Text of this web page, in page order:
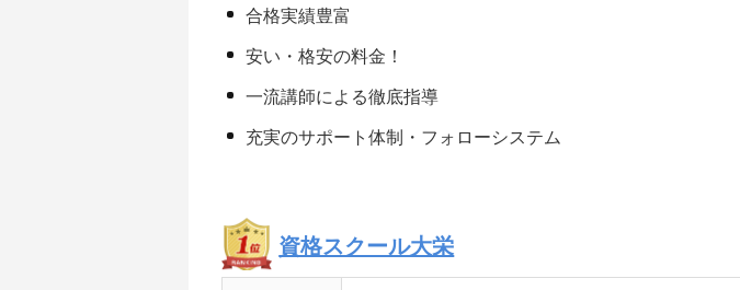
合格実績豊富
安い・格安の料金！
一流講師による徹底指導
充実のサポート体制・フォローシステム
資格スクール大栄